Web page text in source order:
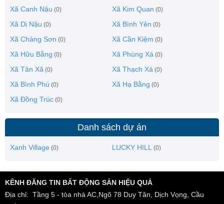
Xã Canh Nậu (0) Xã Kim Quan (0)
Xã Dị Nậu (0) Xã Bình Yên (0)
Xã Chàng Sơn (0) Xã Cần Kiệm (0)
Xã Hữu Bằng (0) Xã Phùng Xá (0)
Xã Tân Xã (0) Xã Thạch Xá (0)
Xã Bình Phú (0) Xã Hạ Bằng (0)
Xã Đồng Trúc (0)
Danh sách dự án
Xanh Village (0) LUCKY HILL (0)
KÊNH ĐĂNG TIN BẤT ĐỘNG SẢN HIỆU QUẢ
Địa chỉ: Tầng 5 - tòa nhà AC,Ngõ 78 Duy Tân, Dịch Vọng, Cầu